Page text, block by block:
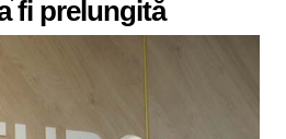
fi prelungită